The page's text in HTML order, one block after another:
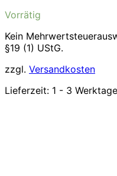
Vorrätig
Kein
§19 (1) UStG.
zzgl. Versandkosten
Lieferzeit: 1 - 3 Werktage